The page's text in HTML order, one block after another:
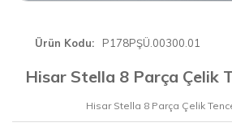
Ürün Kodu P178PŞÜ.00300.01
Hisar Stella 8 Parça Çelik
Hisar Stella 8 Parça Çelik